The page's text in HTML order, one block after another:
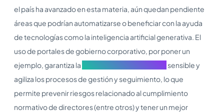
el país ha avanzado en esta materia, aún quedan pendiente
áreas que podrían automatizarse o beneficiar con la ayuda
de tecnologías como la inteligencia artificial generativa. El
uso de portales de gobierno corporativo, por poner un
ejemplo, garantiza la
sensible y
agiliza los procesos de gestión y seguimiento, lo que
permite prevenir riesgos relacionado al cumplimiento
normativo de directores (entre otros) y tener un mejor